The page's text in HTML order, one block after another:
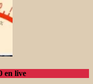
en live